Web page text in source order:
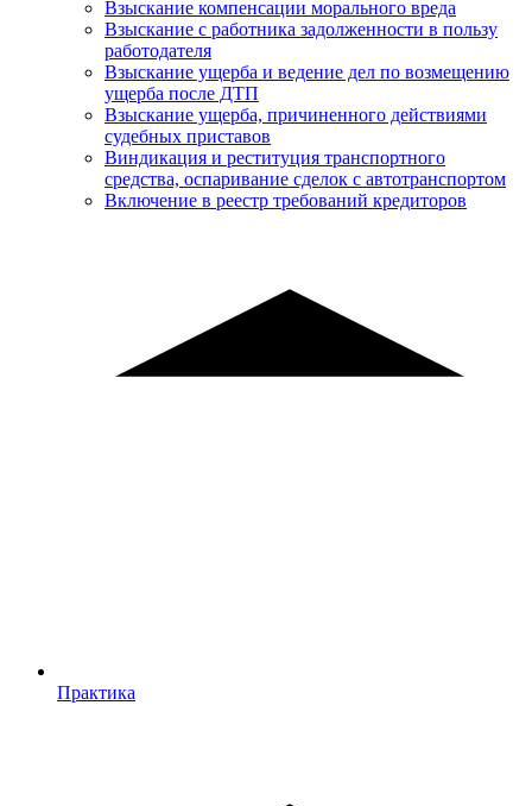
Взыскание компенсации морального вреда
Взыскание с работника задолженности в пользу
работодателя
Взыскание ущерба и ведение дел по возмещению
ущерба после ДТП
Взыскание ущерба, причиненного действиями
судебных приставов
Виндикация и реституция транспортного
средства, оспаривание сделок с автотранспортом
Включение в реестр требований кредиторов
Практика
Практика